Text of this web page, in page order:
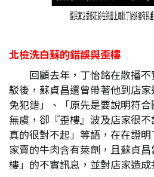
北檢洗白蘇的錯誤與歪樓
回顧去年，丁怡銘在散播
駁後，蘇貞昌還曾帶著他到店
免犯錯」、「原先是要說明符
無虞，卻『歪樓』波及店家很
真的很對不起」等語，在在證
家賣的牛肉含有萊劑，且蘇貞
樓」的不實訊息，並對店家造成